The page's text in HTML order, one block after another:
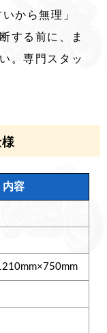
から無理」
する前に、ま
。専門スタッ
内容